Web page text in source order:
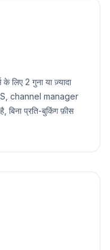
लिए 2 गुना या ज़्यादा
channel manager
प्रति-बुकिंग फ़ीस